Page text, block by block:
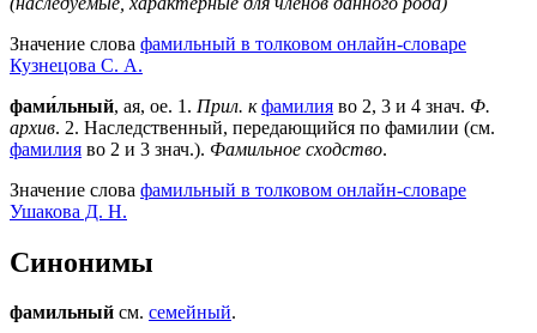
Значение слова фамильный в толковом онлайн-словаре
Кузнецова С. А.
фами́льный, ая, ое. 1 . Прил. к фамилия во 2, 3 и 4 знач. Ф.
архив. 2. Наследственный, передающийся по фамилии (см.
фамилия во 2 и 3 знач.). Фамильное сходство.
Значение слова фамильный в толковом онлайн-словаре
Ушакова Д. Н.
Синонимы
фамильный см. семейный.